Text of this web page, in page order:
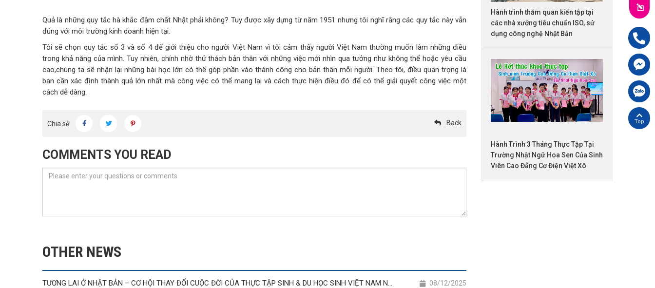
Quả là những quy tắc hà khắc đậm chất Nhật phải không? Tuy được xây dựng từ năm 1951 nhưng tôi nghĩ rằng các quy tắc này vẫn
đúng với môi trường kinh doanh hiện tại.
Tôi sẽ chọn quy tắc số 3 và số 4 để giới thiệu cho người Việt Nam vì tôi cảm thấy người Việt Nam thường muốn làm những điều
trong khả năng của mình. Tuy nhiên, chính nhờ thử thách bản thân với những việc mới nhìn qua tưởng như không thể hoặc yêu cầu
cao,chúng ta sẽ nhận lại những bài học lớn có thể góp phần vào thành công cho bản thân mỗi người. Theo tôi, điều quan trọng là
bạn cần xác định thành quả lớn nhất mà công việc có thể mang lại và cách thực hiện điều đó để có thể giải quyết công việc một
cách dễ dàng.
Chia sẻ: Back
COMMENTS YOU READ
OTHER NEWS
TƯƠNG LAI Ở NHẬT BẢN – CƠ HỘI THAY ĐỔI CUỘC ĐỜI CỦA THỰC TẬP SINH & DU HỌC SINH VIỆT NAM NĂM 2025 08/12/2025
Hành trình thăm quan kiến tập tại
các nhà xưởng tiêu chuẩn ISO, sử
dụng công nghệ Nhật Bản
Hành Trình 3 Tháng Thực Tập Tại
Trường Nhật Ngữ Hoa Sen Của Sinh
Viên Cao Đẳng Cơ Điện Việt Xô
Hotline:
Chát FB
Chát Zalo
Back top